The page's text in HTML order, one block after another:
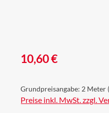
Regulärer Preis:
10,60 €
Grundpreisangabe: 2 Meter
Preise inkl. MwSt. zzgl.